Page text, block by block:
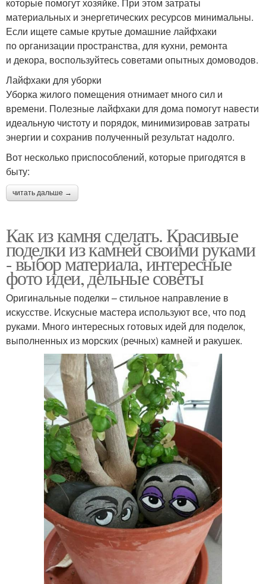
материальных и энергетических ресурсов минимальны.
Если ищете самые крутые домашние лайфхаки
по организации пространства, для кухни, ремонта
и декора, воспользуйтесь советами опытных домоводов.
Лайфхаки для уборки
Уборка жилого помещения отнимает много сил и
времени. Полезные лайфхаки для дома помогут навести
идеальную чистоту и порядок, минимизировав затраты
энергии и сохранив полученный результат надолго.
Вот несколько приспособлений, которые пригодятся в
быту:
читать дальше →
Как из камня сделать. Красивые
поделки из камней своими руками
- выбор материала, интересные
фото идеи, дельные советы
Оригинальные поделки – стильное направление в
искусстве. Искусные мастера используют все, что под
руками. Много интересных готовых идей для поделок,
выполненных из морских (речных) камней и ракушек.